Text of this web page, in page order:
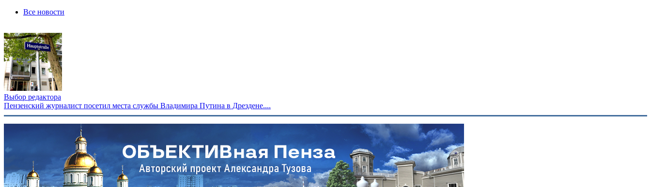
Все новости
Выбор редактора
Пензенский журналист посетил места службы Владимира Путина в Дрездене....